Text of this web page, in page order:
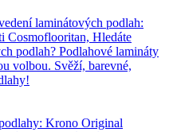
laminátových podlah:
Cosmoflooritan, Hledáte
podlah? Podlahové lamináty
volbou. Svěží, barevné,
Krono Original